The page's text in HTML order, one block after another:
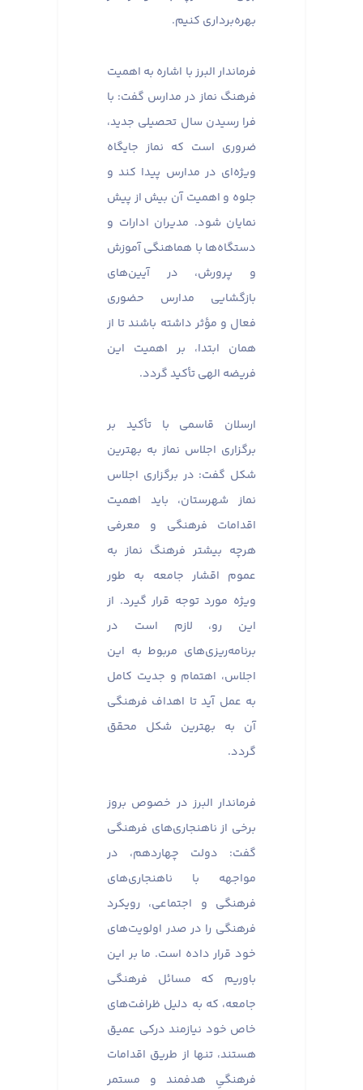
بهره‌برداری کنیم.
فرماندار البرز با اشاره به اهمیت
فرهنگ نماز در مدارس گفت: با
فرا رسیدن سال تحصیلی جدید،
ضروری است که نماز جایگاه
ویژه‌ای در مدارس پیدا کند و
جلوه و اهمیت آن بیش از پیش
نمایان شود. مدیران ادارات و
دستگاه‌ها با هماهنگی آموزش
و پرورش، در آیین‌های
بازگشایی مدارس حضوری
فعال و مؤثر داشته باشند تا از
همان ابتدا، بر اهمیت این
فریضه الهی تأکید گردد.
ارسلان قاسمی با تأکید بر
برگزاری اجلاس نماز به بهترین
شکل گفت: در برگزاری اجلاس
نماز شهرستان، باید اهمیت
اقدامات فرهنگی و معرفی
هرچه بیشتر فرهنگ نماز به
عموم اقشار جامعه به طور
ویژه مورد توجه قرار گیرد. از
این رو، لازم است در
برنامه‌ریزی‌های مربوط به این
اجلاس، اهتمام و جدیت کامل
به عمل آید تا اهداف فرهنگی
آن به بهترین شکل محقق
گردد.
فرماندار البرز در خصوص بروز
برخی از ناهنجاری‌های فرهنگی
گفت: دولت چهاردهم، در
مواجهه با ناهنجاری‌های
فرهنگی و اجتماعی، رویکرد
فرهنگی را در صدر اولویت‌های
خود قرار داده است. ما بر این
باوریم که مسائل فرهنگی
جامعه، که به دلیل ظرافت‌های
خاص خود نیازمند درکی عمیق
هستند، تنها از طریق اقدامات
فرهنگیِ هدفمند و مستمر